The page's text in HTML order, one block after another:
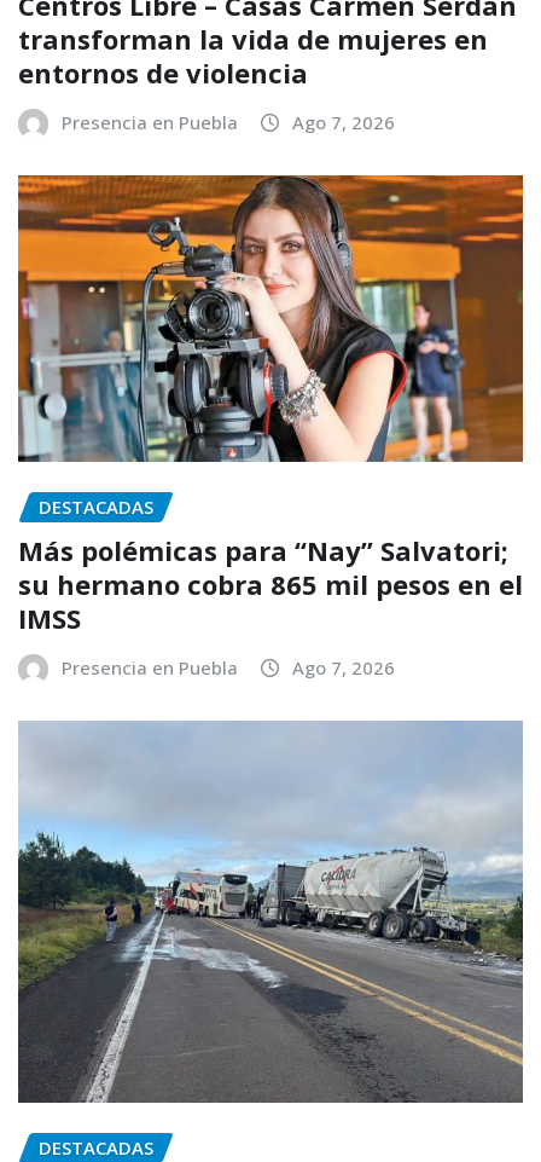
transforman la vida de mujeres en
entornos de violencia
Presencia en Puebla Ago 7, 2026
DESTACADAS
Más polémicas para “Nay” Salvatori;
su hermano cobra 865 mil pesos en el
IMSS
Presencia en Puebla Ago 7, 2026
DESTACADAS